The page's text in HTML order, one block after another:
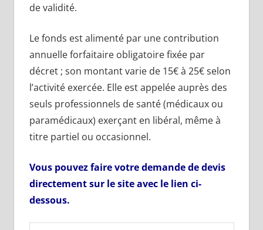
de validité.
Le fonds est alimenté par une contribution
annuelle forfaitaire obligatoire fixée par
décret ; son montant varie de 15€ à 25€ selon
l’activité exercée. Elle est appelée auprès des
seuls professionnels de santé (médicaux ou
paramédicaux) exerçant en libéral, même à
titre partiel ou occasionnel.
Vous pouvez faire votre demande de devis
directement sur le site avec le lien ci-
dessous.